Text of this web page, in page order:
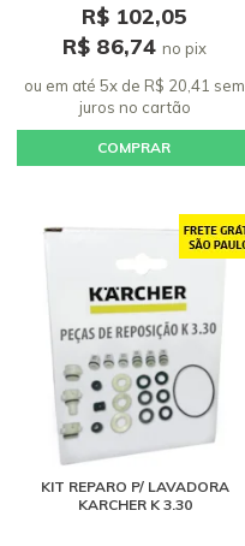
R$ 102,05
R$ 86,74 no pix
ou em até 5x de R$ 20,41 sem
juros no cartão
COMPRAR
KIT REPARO P/ LAVADORA
KARCHER K 3.30